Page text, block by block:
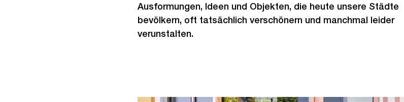
Ausformungen, Ideen und Objekten, die heute unsere Städte
bevölkern, oft tatsächlich verschönern und manchmal leider
verunstalten.